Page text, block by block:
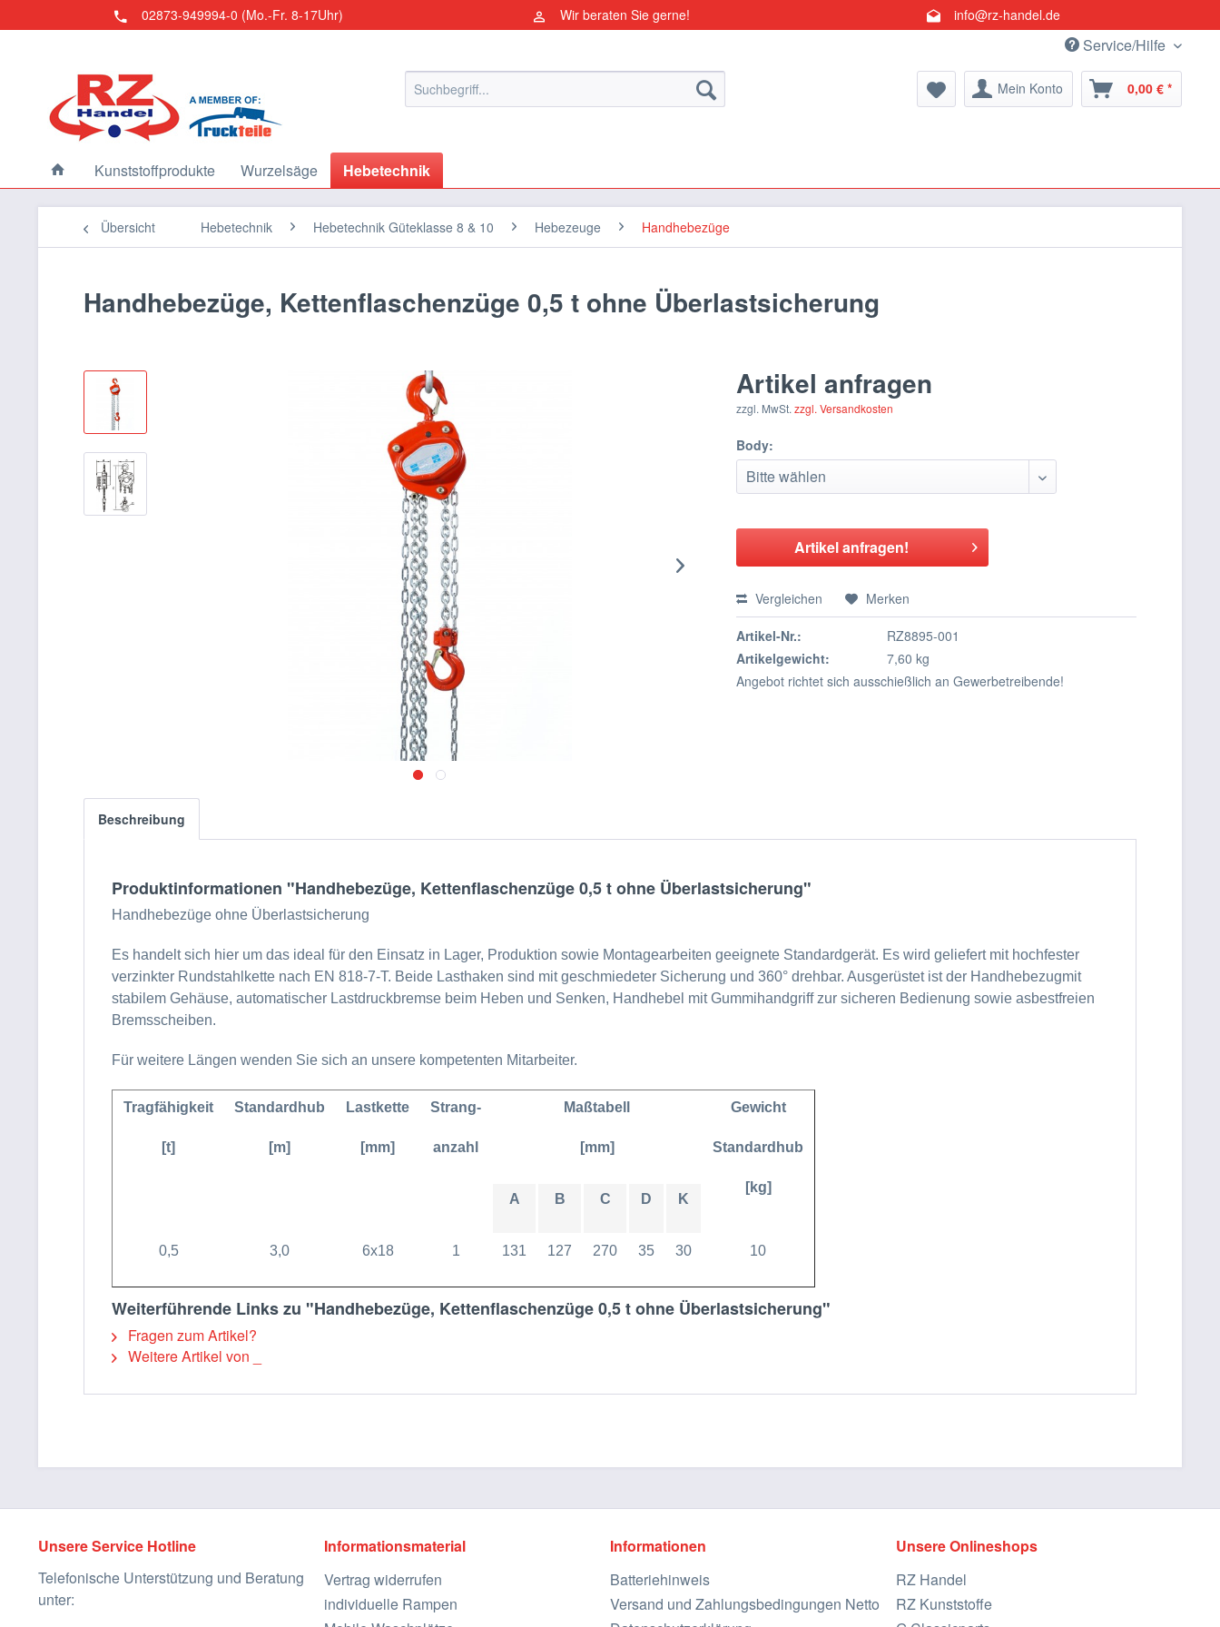
02873-949994-0 (Mo.-Fr. 8-17Uhr) Wir beraten Sie gerne! info@rz-handel.de
Service/Hilfe
Mein Konto 0,00 € *
Kunststoffprodukte Wurzelsäge Hebetechnik
Übersicht Hebetechnik Hebetechnik Güteklasse 8 & 10 Hebezeuge Handhebezüge
Handhebezüge, Kettenflaschenzüge 0,5 t ohne Überlastsicherung
Artikel anfragen
zzgl. MwSt.zzgl. Versandkosten
Body:
Artikel anfragen!
Vergleichen Merken
Artikel-Nr.:
RZ8895-001
Artikelgewicht:
7,60 kg
Angebot richtet sich ausschießlich an Gewerbetreibende!
Beschreibung
Produktinformationen "Handhebezüge, Kettenflaschenzüge 0,5 t ohne Überlastsicherung"
Handhebezüge ohne Überlastsicherung
Es handelt sich hier um das ideal für den Einsatz in Lager, Produktion sowie Montagearbeiten geeignete Standardgerät. Es wird geliefert mit hochfester
verzinkter Rundstahlkette nach EN 818-7-T. Beide Lasthaken sind mit geschmiedeter Sicherung und 360° drehbar. Ausgerüstet ist der Handhebezugmit
stabilem Gehäuse, automatischer Lastdruckbremse beim Heben und Senken, Handhebel mit Gummihandgriff zur sicheren Bedienung sowie asbestfreien
Bremsscheiben.
Für weitere Längen wenden Sie sich an unsere kompetenten Mitarbeiter.
Tragfähigkeit
[t]
Standardhub
[m]
Lastkette
[mm]
Strang-
anzahl
Maßtabell
[mm]
Gewicht
Standardhub
[kg]
A B C D K
0,5 3,0 6x18 1 131 127 270 35 30 10
Weiterführende Links zu "Handhebezüge, Kettenflaschenzüge 0,5 t ohne Überlastsicherung"
Fragen zum Artikel?
Weitere Artikel von _
Unsere Service Hotline
Telefonische Unterstützung und Beratung
unter:
Informationsmaterial
Vertrag widerrufen
individuelle Rampen
Informationen
Batteriehinweis
Versand und Zahlungsbedingungen Netto
Unsere Onlineshops
RZ Handel
RZ Kunststoffe